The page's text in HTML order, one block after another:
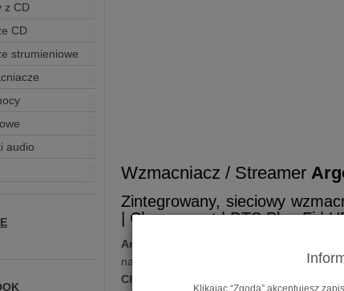
Wzmacniacz / Streamer
Zintegrowany, sieciowy
| Chromecast | DTS Play-Fi |
Argon Audio SA2
to wzmacniacz
na sukcesie SA1, SA2 został ulepszony
Chromecast, Spotify Connect i DTS
z CD
CD
strumieniowe
audio